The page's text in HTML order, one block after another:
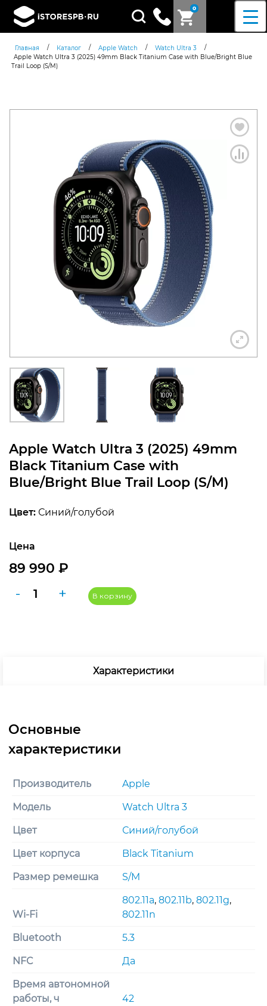
0
Поиск
товаров
Главная / Каталог / Apple Watch / Watch Ultra 3
/
Apple Watch Ultra 3 (2025) 49mm Black Titanium Case with Blue/Bright Blue
Trail Loop (S/M)
Apple Watch Ultra 3 (2025) 49mm
Black Titanium Case with
Blue/Bright Blue Trail Loop (S/M)
Цвет: Синий/голубой
Цена
89 990 ₽
-
Количество
Case
with
Trail
Loop
+ В корзину
Характеристики
Производитель Apple
Модель Watch Ultra 3
Цвет Синий/голубой
Цвет корпуса Black Titanium
Размер ремешка S/M
Wi-Fi
802.11a, 802.11b, 802.11g,
802.11n
Bluetooth 5.3
NFC Да
Время автономной
работы, ч
42
Согласен cполитикой
конфиденциальности
+7 812 318-40-14
(c 10:00 до 21:00, без